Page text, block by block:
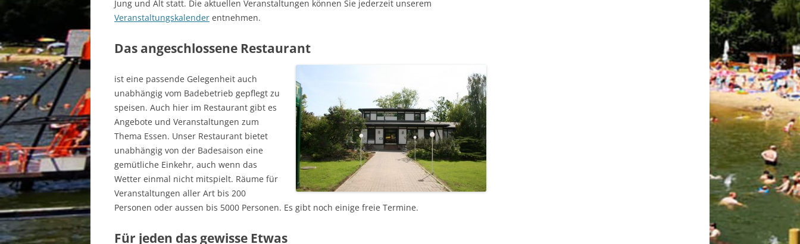
Jung und Alt statt. Die aktuellen Veranstaltungen können Sie jederzeit unserem
Veranstaltungskalender entnehmen.
Das angeschlossene Restaurant
ist eine passende Gelegenheit auch
unabhängig vom Badebetrieb gepflegt zu
speisen. Auch hier im Restaurant gibt es
Angebote und Veranstaltungen zum
Thema Essen. Unser Restaurant bietet
unabhängig von der Badesaison eine
gemütliche Einkehr, auch wenn das
Wetter einmal nicht mitspielt. Räume für
Veranstaltungen aller Art bis 200
Personen oder aussen bis 5000 Personen. Es gibt noch einige freie Termine.
Für jeden das gewisse Etwas